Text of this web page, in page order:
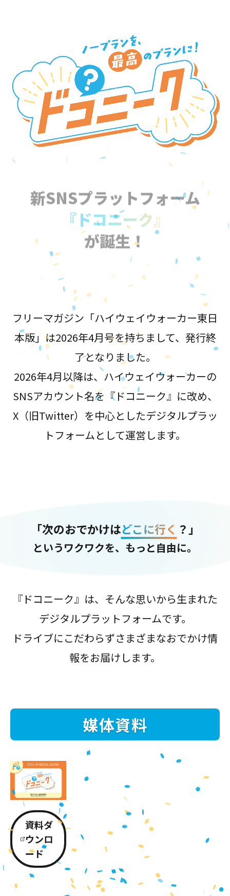
新SNSプラットフォーム
『ドコニーク』
が誕生！
フリーマガジン「ハイウェイウォーカー東日
本版」は2026年4月号を持ちまして、発行終
了となりました。
2026年4月以降は、ハイウェイウォーカーの
SNSアカウント名を『ドコニーク』に改め、
X（旧Twitter）を中心としたデジタルプラッ
トフォームとして運営します。
「次のおでかけはどこに行く ？」
というワクワクを、もっと自由に。
『ドコニーク』は、そんな思いから生まれた
デジタルプラットフォームです。
ドライブにこだわらずさまざまなおでかけ情
報をお届けします。
媒体資料
資料ダ
ウンロ
ード